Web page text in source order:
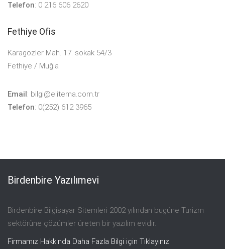
Telefon: 0 216 606 2620
Fethiye Ofis
Karagözler Mah. 17. sokak 54/3
Fethiye / Muğla
Email: bilgi@elitema.com.tr
Telefon: 0(252) 612 3965
Birdenbire Yazılımevi
Birdenbire Bilgisayar Sitemleri 2002 yılından bugüne Turizm
sektörüne çözümler üreten bir yazılım evidir.
Firmamız Hakkında Daha Fazla Bilgi için Tıklayınız